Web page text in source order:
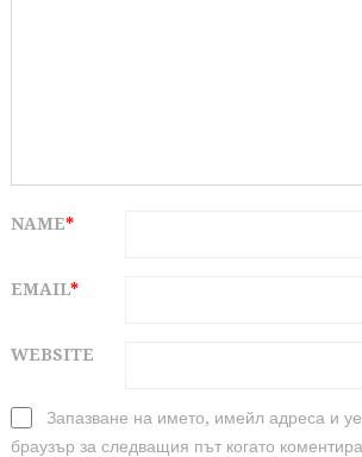
NAME*
EMAIL*
WEBSITE
Запазване на името, имейл адреса и
браузър за следващия път когато